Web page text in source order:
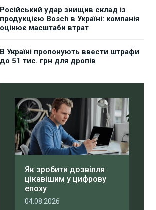
Російський удар знищив склад із
продукцією Bosch в Україні: компанія
оцінює масштаби втрат
В Україні пропонують ввести штрафи
до 51 тис. грн для дропів
Як зробити дозвілля
цікавішим у цифрову
епоху
04.08.2026